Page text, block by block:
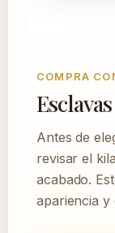
COMPRA
Antes de
revisar el
acabado.
apariencia y